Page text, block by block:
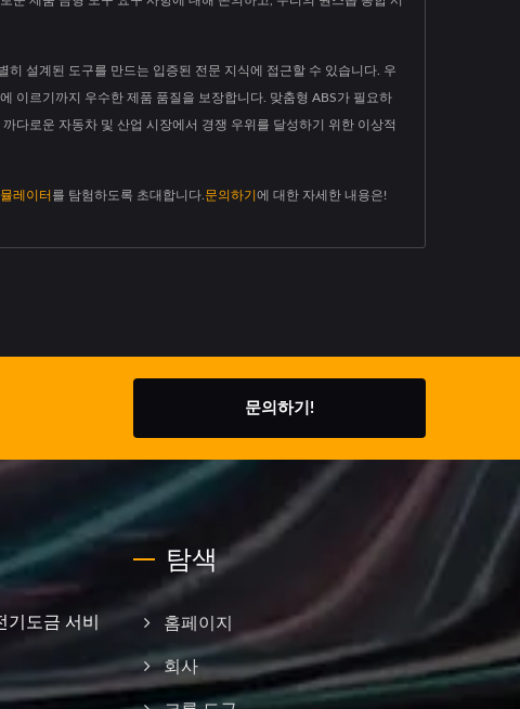
설계된 도구를 만드는 입증된 전문 지식에 접근할 수 있습니다. 우
이르기까지 우수한 제품 품질을 보장합니다. 맞춤형 ABS가 필요하
다로운 자동차 및 산업 시장에서 경쟁 우위를 달성하기 위한 이상적
레이터 를 탐험하도록 초대합니다. 문의하기 에 대한 자세한 내용은!
문의하기!
기도금 서비
탐색
홈페이지
회사